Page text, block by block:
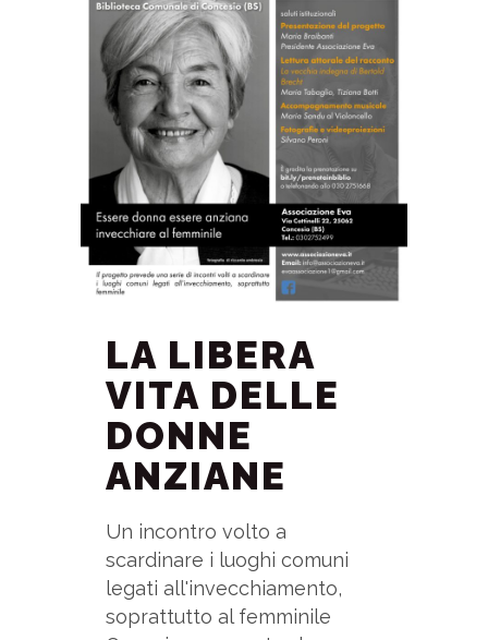
LA LIBERA
VITA DELLE
DONNE
ANZIANE
Un incontro volto a
scardinare i luoghi comuni
legati all'invecchiamento,
soprattutto al femminile